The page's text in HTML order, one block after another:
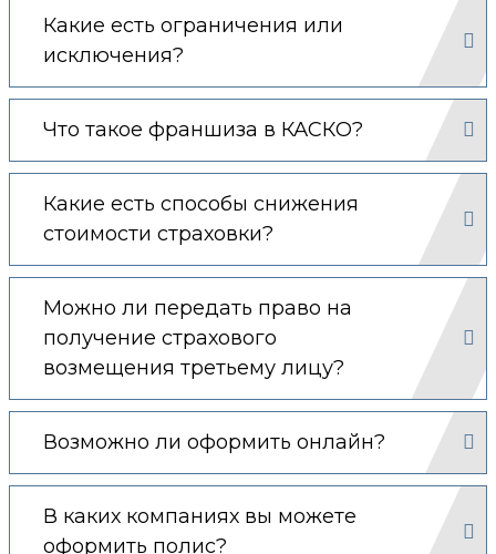
Какие есть ограничения или
исключения?
Что такое франшиза в КАСКО?
Какие есть способы снижения
стоимости страховки?
Можно ли передать право на
получение страхового
возмещения третьему лицу?
Возможно ли оформить онлайн?
В каких компаниях вы можете
оформить полис?